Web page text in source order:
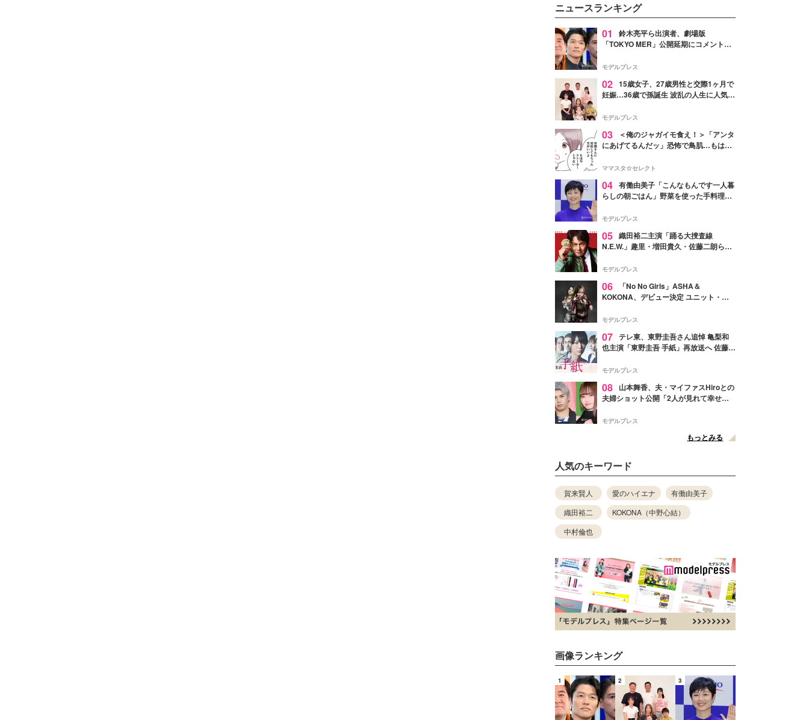
デルの宮城舞と島村雄大の特別対
談をお届け！それぞれの視点か
ら、今作ならではの魅力や予想外
の感動をもたらす奥深いストーリ
た。
ニュースランキング
01
鈴木亮平ら出演者、劇場版
「TOKYO MER」公開延期にコメント
最大の敬意とエールを」
モデルプレス
02 15歳女子、27歳男性と交際1ヶ月で
妊娠…36歳で孫誕生 波乱の人生に人気タ
よ！」
モデルプレス
03
＜俺のジャガイモ食え！＞「アンタ
にあげてるんだッ」恐怖で鳥肌…もはや
ママスタ☆セレクト
04 有働由美子「こんなもんです一人暮
らしの朝ごはん」野菜を使った手料理公
そう」と反響
モデルプレス
05 織田裕二主演「踊る大捜査線
N.E.W.」趣里・増田貴久・佐藤二朗ら新
徴する“謎のキーワード”も
モデルプレス
06
「No No Girls」ASHA＆
KOKONA、デビュー決定 ユニット・
リリースへ
モデルプレス
07 テレ東、東野圭吾さん追悼 亀梨和
也主演「東野圭吾 手紙」再放送へ 佐藤隆
モデルプレス
08
山本舞香、夫・マイファスHiroとの
夫婦ショット公開「2人が見れて幸せ」
モデルプレス
もっとみる
人気のキーワード
賀来賢人 愛のハイエナ
有働由美子
織田裕二
KOKONA（中野心結）
中村倫也
画像ランキング
1 2 3